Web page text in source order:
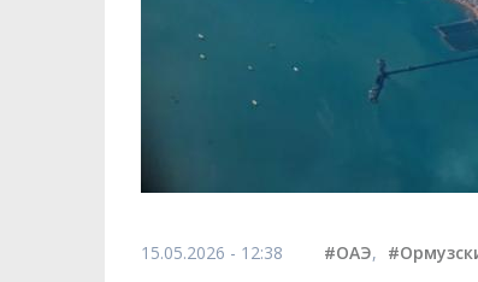
15.05.2026 - 12:38 #ОАЭ,